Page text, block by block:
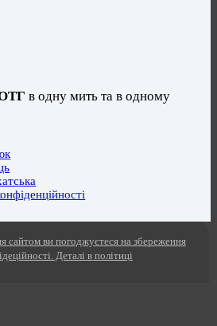
в одну мить та в одному
сайтом ви погоджуєтеся на збереження
Деталі в політиці